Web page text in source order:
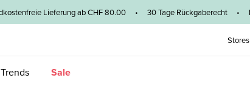
Lieferung ab CHF 80.00 • 30 Tage Rückgaberecht
Stores
Sale